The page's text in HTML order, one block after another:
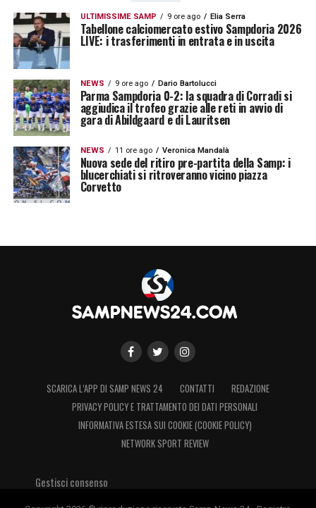
ULTIMISSIME SAMP 9 ore ago Elia Serra
Tabellone calciomercato estivo Sampdoria 2026
LIVE: i trasferimenti in entrata e in uscita
NEWS 9 ore ago Dario Bartolucci
Parma Sampdoria 0-2: la squadra di Corradi si
aggiudica il trofeo grazie alle reti in avvio di
gara di Abildgaard e di Lauritsen
NEWS 11 ore ago Veronica Mandalà
Nuova sede del ritiro pre-partita della Samp: i
blucerchiati si ritroveranno vicino piazza
Corvetto
SCARICA L’APP DI SAMP NEWS 24 CONTATTI
REDAZIONE
PRIVACY POLICY E TRATTAMENTO DEI DATI PERSONALI
INFORMATIVA ESTESA SUI COOKIE (COOKIE POLICY)
NETWORK SPORT REVIEW
Gestisci consenso